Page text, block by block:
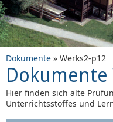
? Tipps
Login
Dokumente » Werks2-p12
Dokumente
Hier finden sich alte
Unterrichtsstoffes und